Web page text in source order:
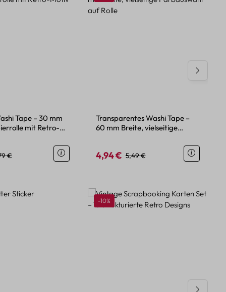
Tape – 30 mm
mit Retro-
Preis:
€
Transparentes Washi Tape –
60 mm Breite, vielseitige
Verkaufspreis:
4,94 € Regulärer Preis:
5,49 €
Rabatt
-10%